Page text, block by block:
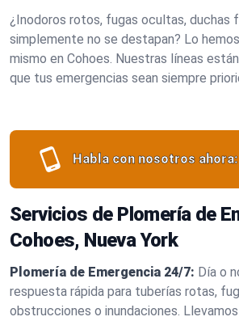
¿Inodoros rotos, fugas ocultas, duchas
simplemente no se destapan? Lo
mismo en Cohoes. Nuestras líneas
que tus emergencias sean siempre
Habla con nosotros ahora:
Servicios de Plomería de
Cohoes, Nueva York
Plomería de Emergencia 24/7: Día o
respuesta rápida para tuberías rotas,
obstrucciones o inundaciones.